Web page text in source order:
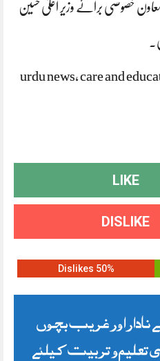
معاون خصوصی برائے وزیر اعلیٰ حسین
urdu news, care and
LIKE
DISLIKE
50% Dislikes
اور غریب بچوں
تعلیم و تربیت کیلئے